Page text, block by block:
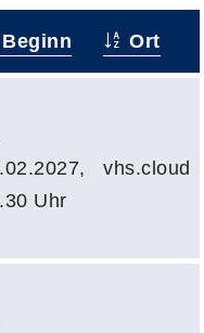
Beginn Ort
Uhr
vhs.cloud